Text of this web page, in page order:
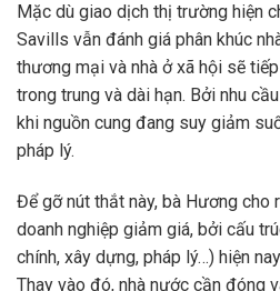
Mặc dù giao dịch thị trường hiện
Savills vẫn đánh giá phân khúc
thương mại và nhà ở xã hội sẽ
trong trung và dài hạn. Bởi nhu
khi nguồn cung đang suy giảm
pháp lý.
Để gỡ nút thắt này, bà Hương cho
doanh nghiệp giảm giá, bởi cấu
chính, xây dựng, pháp lý…) hiện
Thay vào đó, nhà nước cần đóng